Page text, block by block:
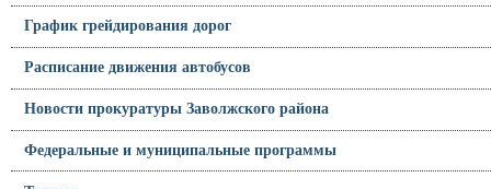
График грейдирования дорог
Расписание движения автобусов
Новости прокуратуры Заволжского района
Федеральные и муниципальные программы